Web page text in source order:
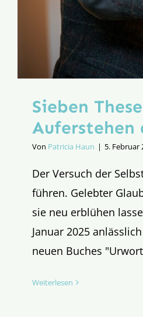
Sieben
Auferstehen
Von Patricia Haun | 5. Februar
Der Versuch der
führen. Gelebter
sie neu erblühen
Januar 2025
neuen Buches
Weiterlesen